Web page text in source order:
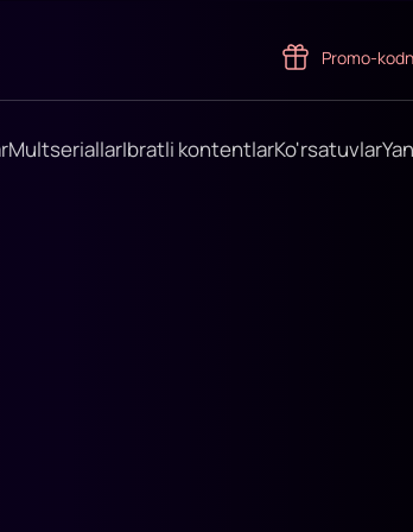
Promo-
MultseriallarIbratli kontentlarKo'rsatuvlar